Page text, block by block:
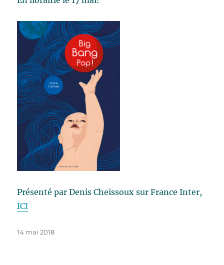
Présenté par Denis Cheissoux sur France Inter,
ICI
Publié
14 mai 2018